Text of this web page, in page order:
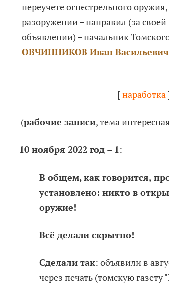
переучете огнестрельного
разоружении – направил (за
объявлении) – начальник
ОВЧИННИКОВ Иван Васильевич
[наработка]
(рабочие записи, тема
10 ноября 2022 год – 1:
В общем, как говорится,
установлено: никто в
оружие!
Всё делали скрытно!
Сделали так: объявили в
через печать (томскую